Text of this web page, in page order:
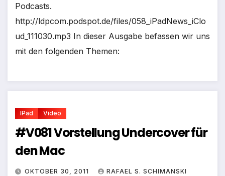
Podcasts.
http://ldpcom.podspot.de/files/058_iPadNews_iClo
ud_111030.mp3 In dieser Ausgabe befassen wir uns
mit den folgenden Themen:
IPad Video
#V081 Vorstellung Undercover für
den Mac
OKTOBER 30, 2011 RAFAEL S. SCHIMANSKI